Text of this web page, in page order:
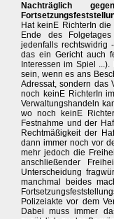
Nachträglich
Hat keinE RichterIn
Ende des
jedenfalls rechtswidrig
das ein Gericht auch
Interessen im Spiel
sein, wenn es ans
Adressat, sondern das
noch keinE RichterIn
Verwaltungshandeln
wo noch keinE
Festnahme und der
Rechtmäßigkeit der
dann immer noch vor
mehr jedoch die
anschließender
Unterscheidung
manchmal beides
Polizeiakte vor dem
Dabei muss immer